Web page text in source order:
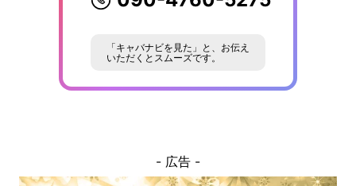
「キャバナビを見た」と、お伝え
いただくとスムーズです。
- 広告 -